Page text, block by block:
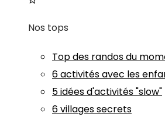
Nos tops
Top des randos du
6 activités avec les
5 idées d'activités "slow"
6 villages secrets